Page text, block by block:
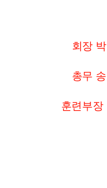
회장
총무
훈련부장